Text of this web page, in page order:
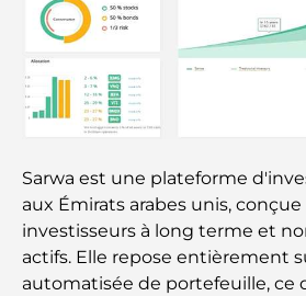
Safari de luxe d'une nuit
une escapade haut de
Les voitures les plus chères
au service de la performance
Restaurants Al Wasl : les
célèbres de Dubaï
Les 10 pays les plus riches
Sarwa est une plateforme
aux Émirats arabes unis,
investisseurs à long terme et
actifs. Elle repose entièrement
automatisée de portefeuille, ce